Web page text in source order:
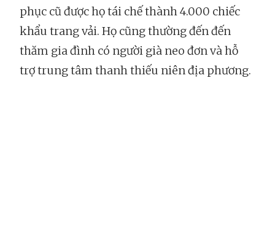
phục cũ được họ tái chế thành 4.000 chiếc
khẩu trang vải. Họ cũng thường đến đến
thăm gia đình có người già neo đơn và hỗ
trợ trung tâm thanh thiếu niên địa phương.